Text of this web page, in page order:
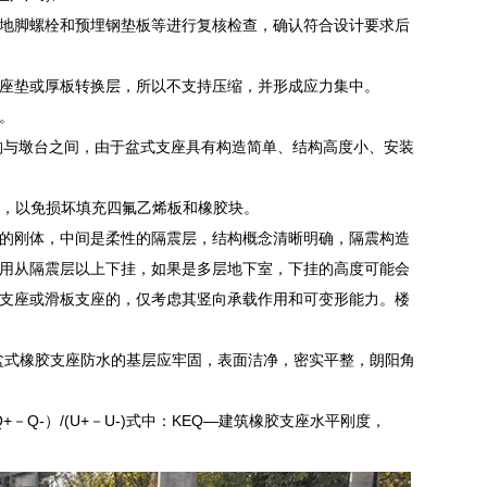
脚螺栓和预埋钢垫板等进行复核检查，确认符合设计要求后
或厚板转换层，所以不支持压缩，并形成应力集中。
墩台之间，由于盆式支座具有构造简单、结构高度小、安装
以免损坏填充四氟乙烯板和橡胶块。
刚体，中间是柔性的隔震层，结构概念清晰明确，隔震构造
从隔震层以上下挂，如果是多层地下室，下挂的高度可能会
座或滑板支座的，仅考虑其竖向承载作用和可变形能力。楼
橡胶支座防水的基层应牢固，表面洁净，密实平整，朗阳角
－Q-）/(U+－U-)式中：KEQ―建筑橡胶支座水平刚度，